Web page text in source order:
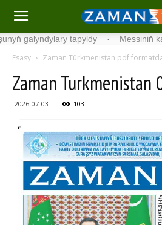
tapyldy · Messiniň kakasy
Esasy Zaman Türkmenistan pdf
Zaman Turkmenistan
2026-07-03 103